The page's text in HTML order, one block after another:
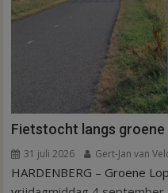
Fietstocht langs
31 juli 2026 Gert-Jan van
HARDENBERG – Groene